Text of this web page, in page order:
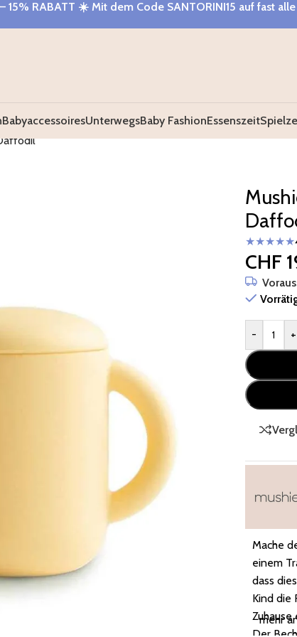
15% RABATT ☀️ Mit dem Code SANTORINI15 auf fast
BabyaccessoiresUnterwegsBaby FashionEssenszeit
★★★★★
CHF
- +
Mache
einem
dass
Kind die
Zuhause
Der
mehr